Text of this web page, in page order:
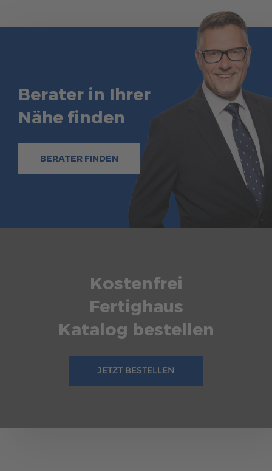
Berater in Ihrer
Nähe finden
BERATER FINDEN
Kostenfrei
Fertighaus
Katalog bestellen
JETZT BESTELLEN